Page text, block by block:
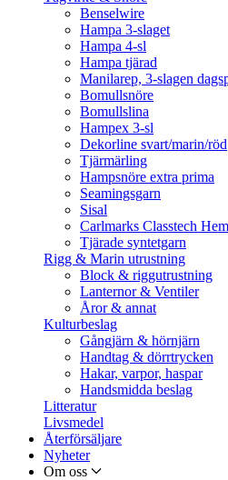
Benselwire
Hampa 3-slaget
Hampa 4-sl
Hampa tjärad
Manilarep, 3-slagen
Bomullsnöre
Bomullslina
Hampex 3-sl
Dekorline svart/marin/röd
Tjärmärling
Hampsnöre extra prima
Seamingsgarn
Sisal
Carlmarks Classtech
Tjärade syntetgarn
Rigg & Marin utrustning
Block & riggutrustning
Lanternor & Ventiler
Åror & annat
Kulturbeslag
Gångjärn & hörnjärn
Handtag & dörrtrycken
Hakar, varpor, haspar
Handsmidda beslag
Litteratur
Livsmedel
Återförsäljare
Nyheter
Om oss